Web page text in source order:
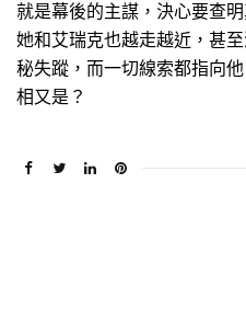
就是幕後的主謀，決心要查
她和艾瑞克也越走越近，甚
秘失蹤，而一切線索都指向
相又是？